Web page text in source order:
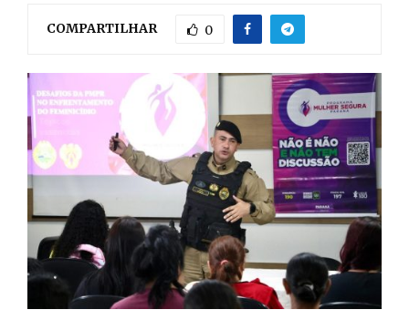
M
N
U
COMPARTILHAR 0